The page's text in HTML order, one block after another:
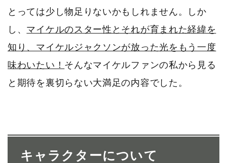
とっては少し物足りないかもしれません。しか
し、 マイケルのスター性とそれが育まれた経緯を
知り、マイケルジャクソンが放った光をもう一度
味わいたい！ そんなマイケルファンの私から見る
と期待を裏切らない大満足の内容でした。
キャラクターについて